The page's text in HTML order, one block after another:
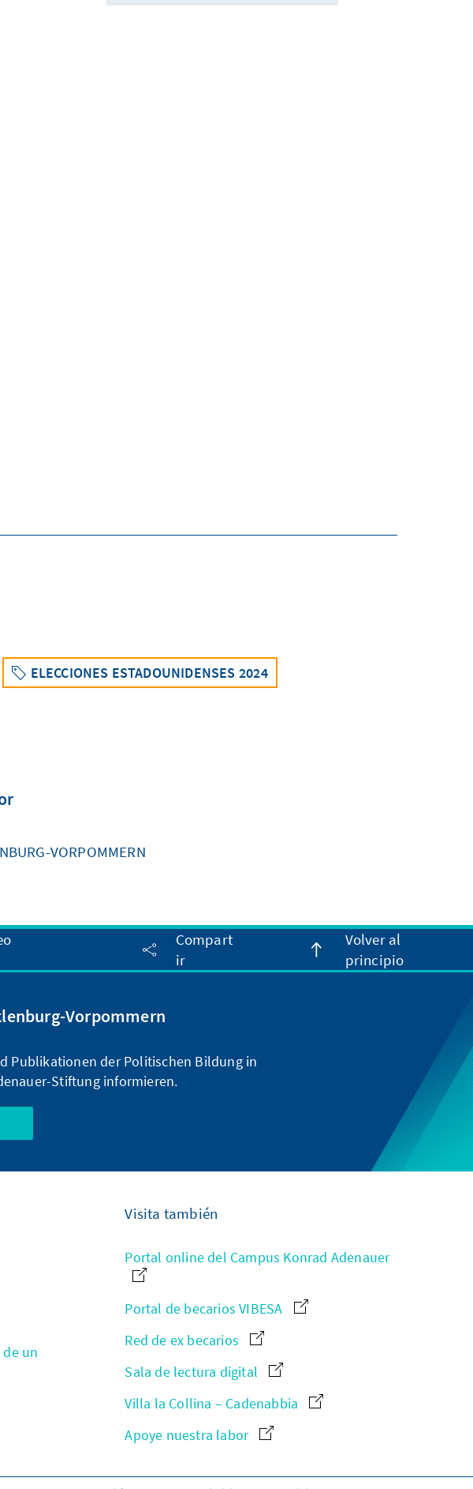
ELECCIONES ESTADOUNIDENSES 2024
VORPOMMERN
Compart
ir
Volver al
principio
Vorpommern
Publikationen der Politischen Bildung in
Stiftung informieren.
un
Visita también
Portal online del Campus Konrad Adenauer
Portal de becarios VIBESA
Red de ex becarios
Sala de lectura digital
Villa la Collina – Cadenabbia
Apoye nuestra labor